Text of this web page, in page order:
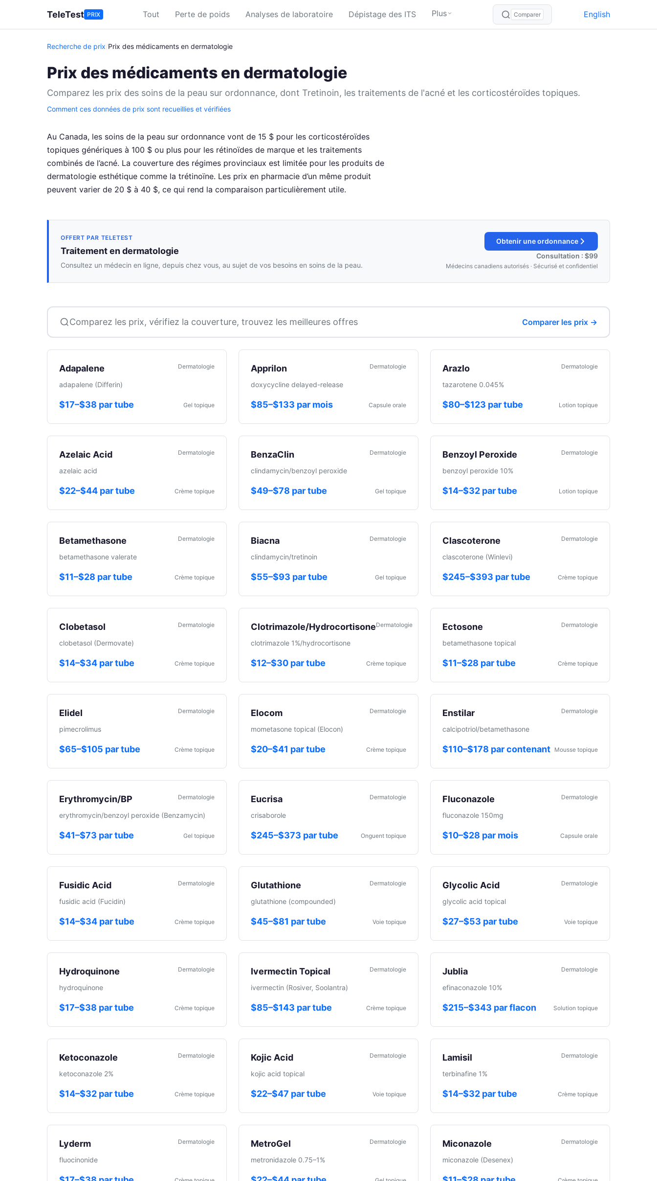
TeleTest PRIX Tout Perte de poids Analyses de laboratoire Dépistage des ITS Plus Comparer English
Recherche de prix/Prix des médicaments en dermatologie
Prix des médicaments en dermatologie
Comparez les prix des soins de la peau sur ordonnance, dont Tretinoin, les traitements de l'acné et les corticostéroïdes topiques.
Comment ces données de prix sont recueillies et vérifiées
Au Canada, les soins de la peau sur ordonnance vont de 15 $ pour les corticostéroïdes
topiques génériques à 100 $ ou plus pour les rétinoïdes de marque et les traitements
combinés de l’acné. La couverture des régimes provinciaux est limitée pour les produits de
dermatologie esthétique comme la trétinoïne. Les prix en pharmacie d’un même produit
peuvent varier de 20 $ à 40 $, ce qui rend la comparaison particulièrement utile.
OFFERT PAR TELETEST
Traitement en dermatologie
Consultez un médecin en ligne, depuis chez vous, au sujet de vos besoins en soins de la peau.
Obtenir une ordonnance
Consultation : $99
Médecins canadiens autorisés · Sécurisé et confidentiel
Comparez les prix, vérifiez la couverture, trouvez les meilleures offres Comparer les prix →
Adapalene Dermatologie
adapalene (Differin)
$17–$38 par tube Gel topique
Apprilon Dermatologie
doxycycline delayed-release
$85–$133 par mois Capsule orale
Arazlo Dermatologie
tazarotene 0.045%
$80–$123 par tube Lotion topique
Azelaic Acid Dermatologie
azelaic acid
$22–$44 par tube Crème topique
BenzaClin Dermatologie
clindamycin/benzoyl peroxide
$49–$78 par tube Gel topique
Benzoyl Peroxide Dermatologie
benzoyl peroxide 10%
$14–$32 par tube Lotion topique
Betamethasone Dermatologie
betamethasone valerate
$11–$28 par tube Crème topique
Biacna Dermatologie
clindamycin/tretinoin
$55–$93 par tube Gel topique
Clascoterone Dermatologie
clascoterone (Winlevi)
$245–$393 par tube Crème topique
Clobetasol Dermatologie
clobetasol (Dermovate)
$14–$34 par tube Crème topique
Clotrimazole/HydrocortisoneDermatologie
clotrimazole 1%/hydrocortisone
$12–$30 par tube Crème topique
Ectosone Dermatologie
betamethasone topical
$11–$28 par tube Crème topique
Elidel Dermatologie
pimecrolimus
$65–$105 par tube Crème topique
Elocom Dermatologie
mometasone topical (Elocon)
$20–$41 par tube Crème topique
Enstilar Dermatologie
calcipotriol/betamethasone
$110–$178 par contenant Mousse topique
Erythromycin/BP Dermatologie
erythromycin/benzoyl peroxide (Benzamycin)
$41–$73 par tube Gel topique
Eucrisa Dermatologie
crisaborole
$245–$373 par tube Onguent topique
Fluconazole Dermatologie
fluconazole 150mg
$10–$28 par mois Capsule orale
Fusidic Acid Dermatologie
fusidic acid (Fucidin)
$14–$34 par tube Crème topique
Glutathione Dermatologie
glutathione (compounded)
$45–$81 par tube Voie topique
Glycolic Acid Dermatologie
glycolic acid topical
$27–$53 par tube Voie topique
Hydroquinone Dermatologie
hydroquinone
$17–$38 par tube Crème topique
Ivermectin Topical Dermatologie
ivermectin (Rosiver, Soolantra)
$85–$143 par tube Crème topique
Jublia Dermatologie
efinaconazole 10%
$215–$343 par flacon Solution topique
Ketoconazole Dermatologie
ketoconazole 2%
$14–$32 par tube Crème topique
Kojic Acid Dermatologie
kojic acid topical
$22–$47 par tube Voie topique
Lamisil Dermatologie
terbinafine 1%
$14–$32 par tube Crème topique
Lyderm Dermatologie
fluocinonide
MetroGel Dermatologie
metronidazole 0.75–1%
Miconazole Dermatologie
miconazole (Desenex)